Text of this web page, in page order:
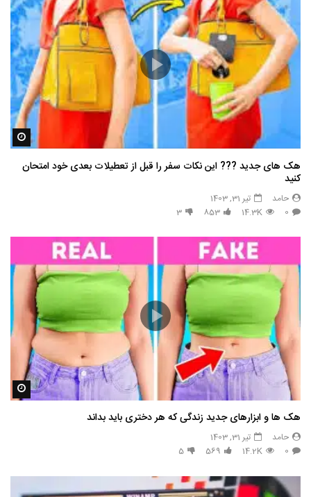
هک های جدید ??️? این نکات سفر را قبل از تعطیلات بعدی خود امتحان
کنید
حامد
تیر 31, 1403
0
14.3K
853
3
هک ها و ابزارهای جدید زندگی که هر دختری باید بداند
حامد
تیر 31, 1403
0
14.2K
569
5